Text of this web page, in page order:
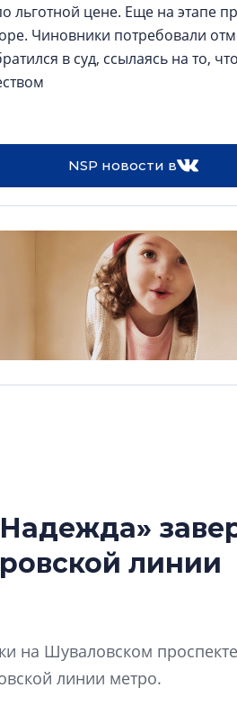
льготной цене. Еще на этапе
Чиновники потребовали
в суд, ссылаясь на то,
NSP новости в
линии
на Шуваловском
линии метро.
В